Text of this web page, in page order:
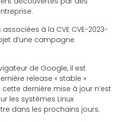
à la CVE CVE-2023-
d’une campagne
de Google, il est
release « stable »
cette dernière mise à jour n’est
les systèmes Linux
dans les prochains jours.